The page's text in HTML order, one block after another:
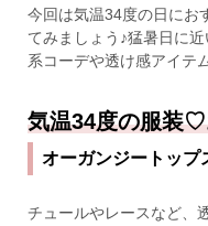
今回は気温34度の日にお
てみましょう♪猛暑日に
系コーデや透け感アイテ
気温34度の服装
オーガンジートップ
チュールやレースなど、